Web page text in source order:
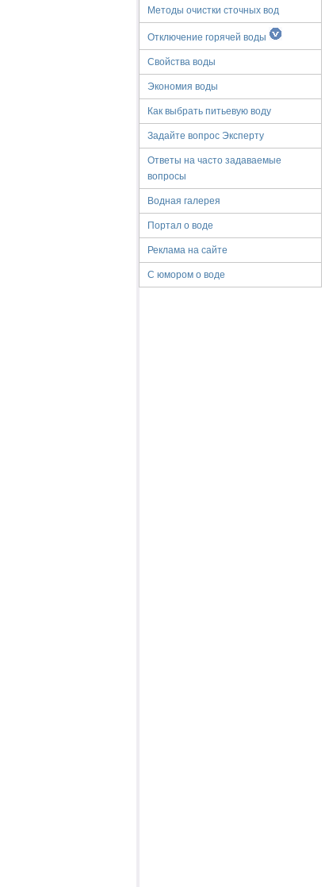
Методы очистки сточных вод
Отключение горячей воды
Свойства воды
Экономия воды
Как выбрать питьевую воду
Задайте вопрос Эксперту
Ответы на часто задаваемые
вопросы
Водная галерея
Портал о воде
Реклама на сайте
С юмором о воде